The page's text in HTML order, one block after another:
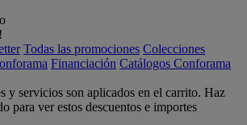
Todas las promociones Colecciones
Financiación Catálogos Conforama
y servicios son aplicados en el carrito. Haz
para ver estos descuentos e importes